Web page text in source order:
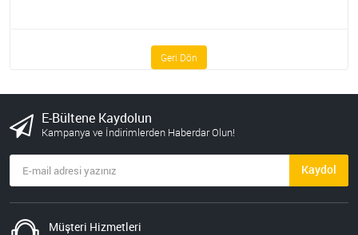
Geri Dön
E-Bültene Kaydolun
Kampanya ve İndirimlerden Haberdar Olun!
Kaydol
Müşteri Hizmetleri